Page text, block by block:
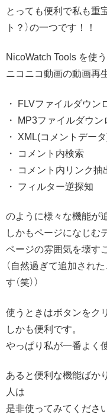
とっても便利で私も重
ト？）の一つです！！
NicoWatch Tools を使
ニコニコ動画の動画再
・ FLVファイルダウン
・ MP3ファイルダウン
・ XML(コメントデー
・ コメント内検索
・ コメント内リンク抽
・ フィルター逆探知
のように様々な機能が
しかもページになじむ
ページの雰囲気を壊す
（自然過ぎて追加され
す（笑））
使うときはボタンをク
しかも便利です。
やっぱり私が一番よく
あると便利な機能ばか
人は
是非使ってみてくださ